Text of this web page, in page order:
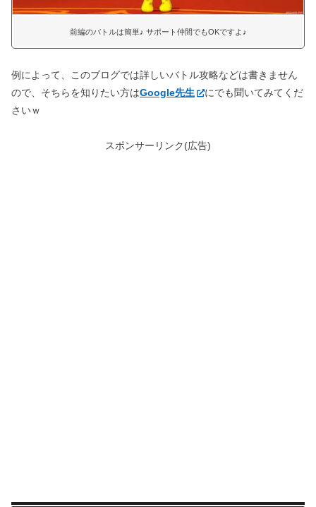
前編のバトルは簡単♪ サポート仲間でもOKですよ♪
例によって、このブログでは詳しいバトル攻略などは書きません
ので、そちらを知りたい方はGoogle先生
にでも聞いてみてくだ
さいｗ
スポンサーリンク(広告)